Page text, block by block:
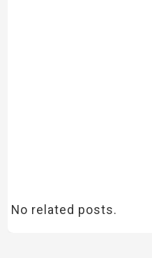
No related posts.